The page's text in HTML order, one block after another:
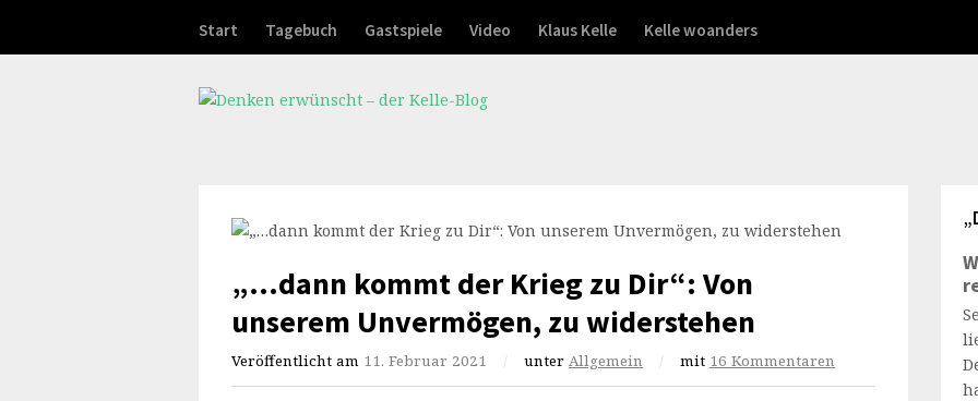
Start Tagebuch Gastspiele Video Klaus Kelle Kelle woanders
„…dann kommt der Krieg zu Dir“: Von
unserem Unvermögen, zu widerstehen
Veröffentlicht am 11. Februar 2021 / unter Allgemein / mit 16 Kommentaren